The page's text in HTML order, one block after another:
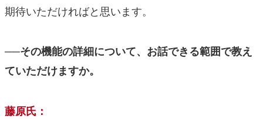
期待いただければと思います。
──その機能の詳細について、お話できる範囲で教え
ていただけますか。
藤原氏：